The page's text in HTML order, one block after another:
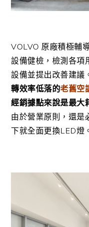
VOLVO 原廠積極輔
設備健檢，檢測各項
設備並提出改善建議
轉效率低落的老舊空
經銷據點來說是最大
由於營業原則，還是
下就全面更換LED燈